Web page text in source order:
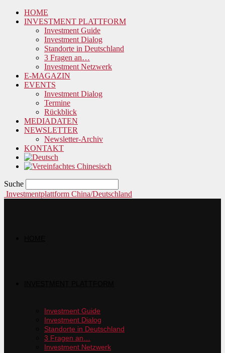
HOME
INVESTMENT PLATTFORM
Investment Guide
Investment Dialog
Standorte in Deutschland
3 Fragen an…
Investment Netzwerk
E-MAGAZIN
EVENTS
Investment Dialog
Termine
Rückblick
MEDIADATEN
NEWSLETTER
Newsletter-Archiv
KONTAKT
Suche
Investmentplattform China/Deutschland
Investment Guide
Investment Dialog
Standorte in Deutschland
3 Fragen an…
Investment Netzwerk